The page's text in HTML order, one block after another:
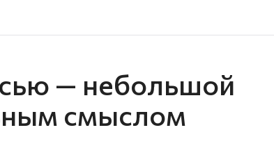
— небольшой
смыслом